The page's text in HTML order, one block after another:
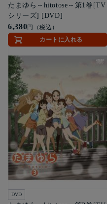
たまゆら～hitotose～第1巻[TV
シリーズ] [DVD]
6,380円（税込）
カートに入れる
DVD